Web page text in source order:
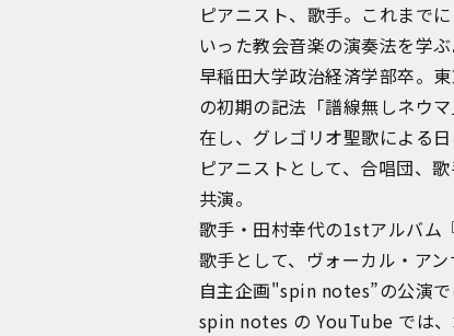
ピアニスト、歌手。これまで
いった教会音楽の演奏法を学ぶ
早稲田大学政治経済学部卒。
の初期の記法「譜線無しネウ
在し、グレゴリオ聖歌による日
ピアニストとして、合唱団、
共演。
歌手・田村幸代の1stアルバム
歌手として、ヴォーカル・ア
自主企画"spin notes”の公演で
spin notes の YouTube では、